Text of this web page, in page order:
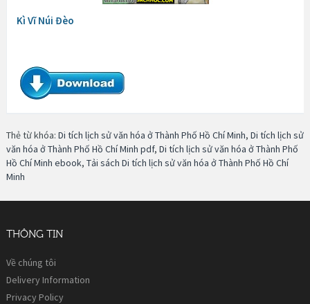
Kì Vĩ Núi Đèo
Thẻ từ khóa: Di tích lịch sử văn hóa ở Thành Phố Hồ Chí Minh, Di tích lịch sử
văn hóa ở Thành Phố Hồ Chí Minh pdf, Di tích lịch sử văn hóa ở Thành Phố
Hồ Chí Minh ebook, Tải sách Di tích lịch sử văn hóa ở Thành Phố Hồ Chí
Minh
THÔNG TIN
Về chúng tôi
Delivery Information
Privacy Policy